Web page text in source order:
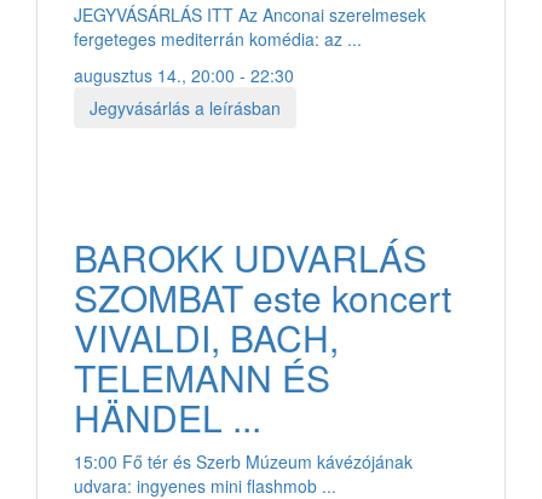
JEGYVÁSÁRLÁS ITT Az Anconai szerelmesek
fergeteges mediterrán komédia: az ...
augusztus 14., 20:00 - 22:30
Jegyvásárlás a leírásban
BAROKK UDVARLÁS
SZOMBAT este koncert
VIVALDI, BACH,
TELEMANN ÉS
HÄNDEL ...
15:00 Fő tér és Szerb Múzeum kávézójának
udvara: ingyenes mini flashmob ...